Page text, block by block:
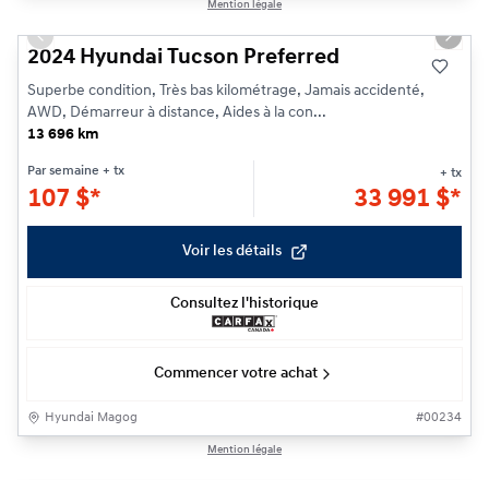
Mention légale
Previous slide Next
2024 Hyundai Tucson Preferred
Superbe condition, Très bas kilométrage, Jamais accidenté,
AWD, Démarreur à distance, Aides à la con...
13 696 km
Par semaine + tx
107 $*
+ tx
33 991 $*
Voir les détails
Consultez l'historique
Commencer votre achat
Hyundai Magog #00234
Mention légale